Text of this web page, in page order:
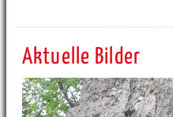
Aktuelle Bilder